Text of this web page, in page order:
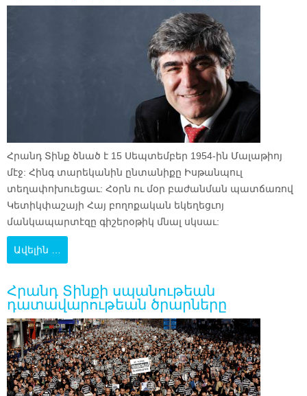
Հրանդ Տինք ծնած է 15 Սեպտեմբեր 1954-ին Մալաթիոյ
մէջ: Հինգ տարեկանին ընտանիքը Իսթանպուլ
տեղափոխուեցաւ: Հօրն ու մօր բաժանման պատճառով
Կետիկփաշայի Հայ բողոքական եկեղեցւոյ
մանկապարտէզը գիշերօթիկ մնալ սկսաւ:
Ավելին …
Հրանդ Տինքի սպանութեան
դատավարութեան ծրարները